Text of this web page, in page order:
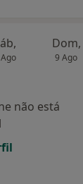
Dom,
9 Ago
não está